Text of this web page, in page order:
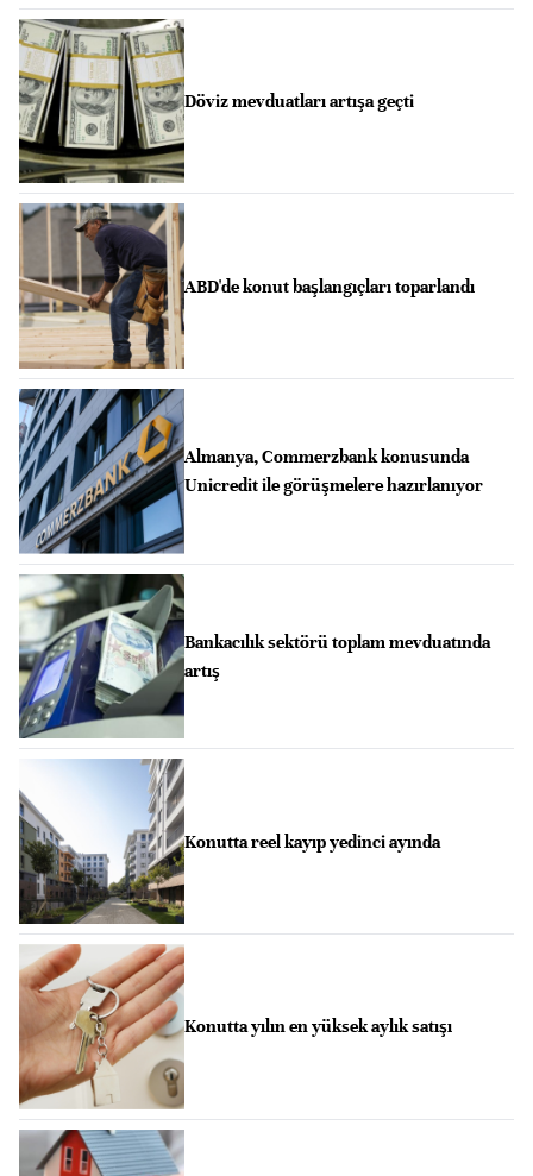
Döviz mevduatları artışa geçti
ABD'de konut başlangıçları toparlandı
Almanya, Commerzbank konusunda
Unicredit ile görüşmelere hazırlanıyor
Bankacılık sektörü toplam mevduatında
artış
Konutta reel kayıp yedinci ayında
Konutta yılın en yüksek aylık satışı